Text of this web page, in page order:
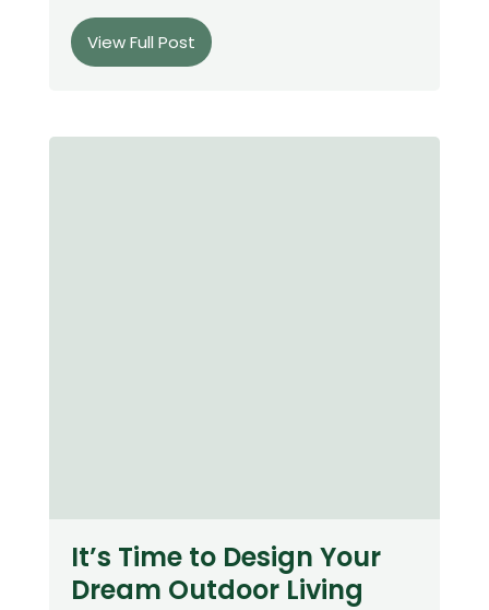
View Full Post
It’s Time to Design Your
Dream Outdoor Living